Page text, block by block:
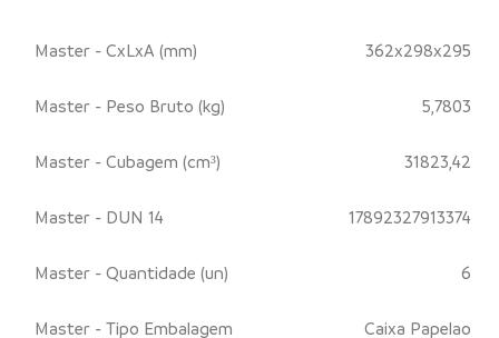
Master - CxLxA (mm) 362x298x295
Master - Peso Bruto (kg) 5,7803
Master - Cubagem (cm³) 31823,42
Master - DUN 14 17892327913374
Master - Quantidade (un) 6
Master - Tipo Embalagem Caixa Papelao